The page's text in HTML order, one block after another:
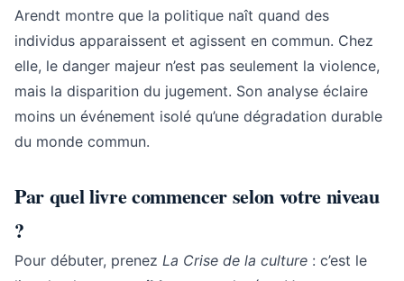
Arendt montre que la politique naît quand des
individus apparaissent et agissent en commun. Chez
elle, le danger majeur n’est pas seulement la violence,
mais la disparition du jugement. Son analyse éclaire
moins un événement isolé qu’une dégradation durable
du monde commun.
Par quel livre commencer selon votre niveau
?
Pour débuter, prenez La Crise de la culture : c’est le